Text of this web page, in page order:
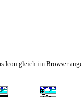
gleich im Browser